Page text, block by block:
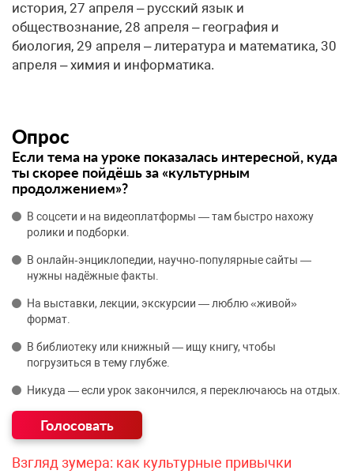
история, 27 апреля – русский язык и
обществознание, 28 апреля – география и
биология, 29 апреля – литература и математика, 30
апреля – химия и информатика.
Опрос
Если тема на уроке показалась интересной, куда
ты скорее пойдёшь за «культурным
продолжением»?
В соцсети и на видеоплатформы — там быстро нахожу
ролики и подборки.
В онлайн‑энциклопедии, научно‑популярные сайты —
нужны надёжные факты.
На выставки, лекции, экскурсии — люблю «живой»
формат.
В библиотеку или книжный — ищу книгу, чтобы
погрузиться в тему глубже.
Никуда — если урок закончился, я переключаюсь на отдых.
Взгляд зумера: как культурные привычки